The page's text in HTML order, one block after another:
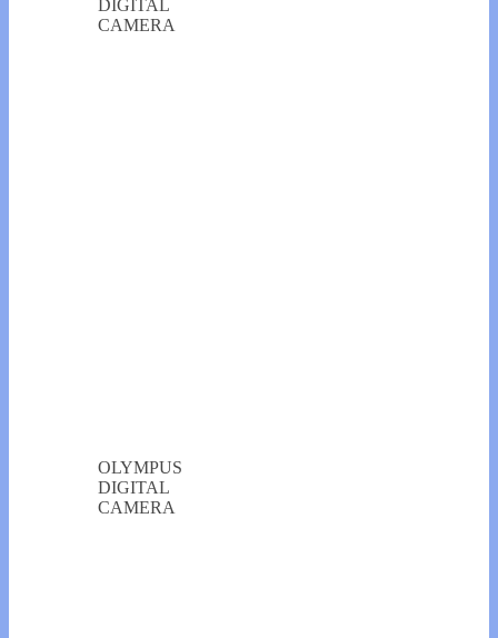
DIGITAL
CAMERA
OLYMPUS
DIGITAL
CAMERA